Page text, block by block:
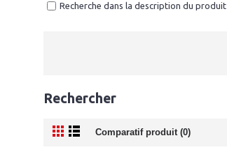
Recherche dans la description du produit
Rechercher
Comparatif produit (0)